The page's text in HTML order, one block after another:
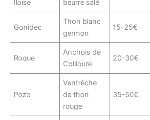
Iloise
beurre salé
Gonidec
Thon blanc
germon
15-25€
Roque
Anchois de
Collioure
20-30€
Pozo
Ventrèche
de thon
rouge
35-50€